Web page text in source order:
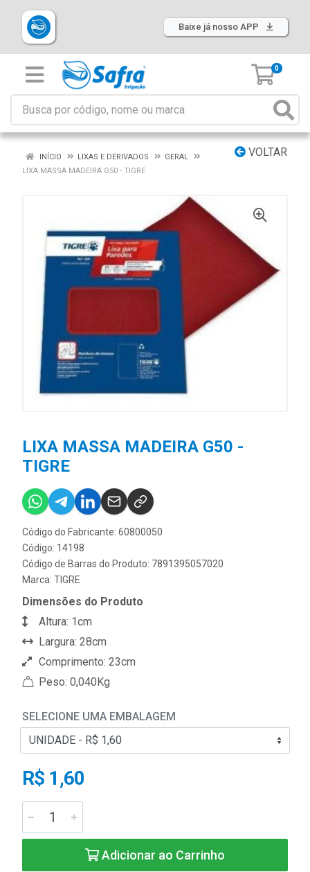
Baixe já nosso APP
0
VOLTAR
INÍCIO LIXAS E DERIVADOS
GERAL
LIXA MASSA MADEIRA G50 - TIGRE
LIXA MASSA MADEIRA G50 -
TIGRE
Código do Fabricante: 60800050
Código: 14198
Código de Barras do Produto: 7891395057020
Marca: TIGRE
Dimensões do Produto
Altura: 1cm
Largura: 28cm
Comprimento: 23cm
Peso: 0,040Kg
SELECIONE UMA EMBALAGEM
R$ 1,60
Adicionar ao Carrinho